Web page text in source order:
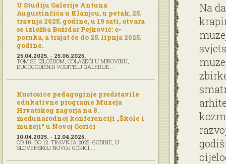
U Studiju Galerije Antuna
Augustinčića u Klanjcu, u petak, 25.
travnja 2025. godine, u 19 sati, otvara
se izložba Božidar Pejković: o-
poruka, a trajat će do 25. lipnja 2025.
godine.
25.04.2025. - 25.06.2025.
TOM SE IZLOŽBOM, ODLAZEĆI U MIROVINU,
DUGOGODIŠNJI VODITELJ GALERIJE...
Kustosice pedagoginje predstavile
edukativne programe Muzeja
Hrvatskog zagorja na 8.
međunarodnoj konferenciji „Škole i
muzeji“ u Novoj Gorici
10.04.2025. - 12.04.2025.
OD 10. DO 12. TRAVNJA 2025. GODINE, U
SLOVENSKOJ NOVOJ GORICI,...
Na